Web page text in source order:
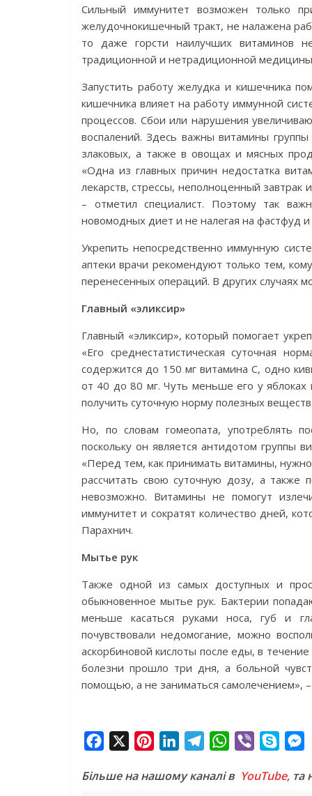
Сильный иммунитет возможен только
желудочно­кишечный тракт, не налажена
то даже горсти наилучших витаминов
традиционной и нетрадиционной
Запустить работу желудка и кишечника
кишечника влияет на работу иммунной
процессов. Сбои или нарушения
воспалений. Здесь важны витамины
злаковых, а также в овощах и мясных
«Одна из главных причин недостатка
лекарств, стрессы, неполноценный завтрак
– отметил специалист. Поэтому так
новомодных диет и не налегая на фастфуд
Укрепить непосредственно иммунную
аптеки врачи рекомендуют только тем,
перенесенных операций. В других случаях
Главный «эликсир»
Главный «эликсир», который помогает
«Его среднестатистическая суточная
содержится до 150 мг витамина С, одно
от 40 до 80 мг. Чуть меньше его у
получить суточную норму полезных
Но, по словам гомеопата, употреблять
поскольку он является антидотом группы
«Перед тем, как принимать витамины, нужно
рассчитать свою суточную дозу, а также
невозможно. Витамины не помогут
иммунитет и сократят количество дней,
Парахнич.
Мытье рук
Также одной из самых доступных и
обыкновенное мытье рук. Бактерии
меньше касаться руками носа, губ и
почувствовали недомогание, можно
аскорбиновой кислоты после еды, в
болезни прошло три дня, а больной
помощью, а не заниматься самолечением»,
c
n
n
l
W
a
b
y
s
Більше на нашому каналі в YouTube, та